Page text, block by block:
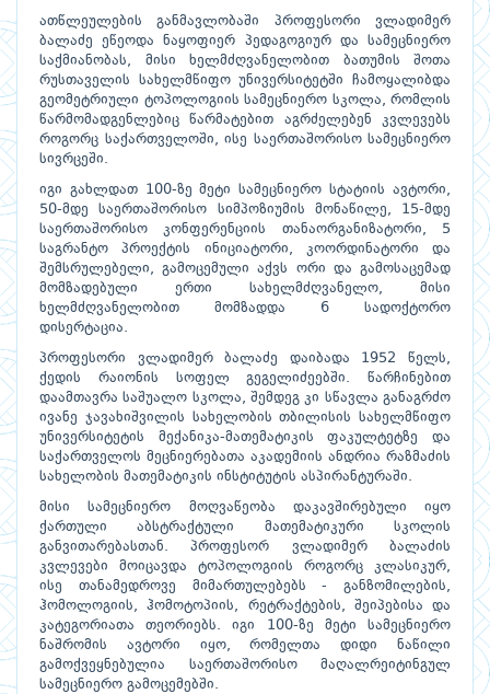
ათწლეულების განმავლობაში პროფესორი ვლადიმერ
ბალაძე ეწეოდა ნაყოფიერ პედაგოგიურ და სამეცნიერო
საქმიანობას, მისი ხელმძღვანელობით ბათუმის შოთა
რუსთაველის სახელმწიფო უნივერსიტეტში ჩამოყალიბდა
გეომეტრიული ტოპოლოგიის სამეცნიერო სკოლა, რომლის
წარმომადგენლებიც წარმატებით აგრძელებენ კვლევებს
როგორც საქართველოში, ისე საერთაშორისო სამეცნიერო
სივრცეში.
იგი გახლდათ 100-ზე მეტი სამეცნიერო სტატიის ავტორი,
50-მდე საერთაშორისო სიმპოზიუმის მონაწილე, 15-მდე
საერთაშორისო კონფერენციის თანაორგანიზატორი, 5
საგრანტო პროექტის ინიციატორი, კოორდინატორი და
შემსრულებელი, გამოცემული აქვს ორი და გამოსაცემად
მომზადებული ერთი სახელმძღვანელო, მისი
ხელმძღვანელობით მომზადდა 6 სადოქტორო
დისერტაცია.
პროფესორი ვლადიმერ ბალაძე დაიბადა 1952 წელს,
ქედის რაიონის სოფელ გეგელიძეებში. წარჩინებით
დაამთავრა საშუალო სკოლა, შემდეგ კი სწავლა განაგრძო
ივანე ჯავახიშვილის სახელობის თბილისის სახელმწიფო
უნივერსიტეტის მექანიკა-მათემატიკის ფაკულტეტზე და
საქართველოს მეცნიერებათა აკადემიის ანდრია რაზმაძის
სახელობის მათემატიკის ინსტიტუტის ასპირანტურაში.
მისი სამეცნიერო მოღვაწეობა დაკავშირებული იყო
ქართული აბსტრაქტული მათემატიკური სკოლის
განვითარებასთან. პროფესორ ვლადიმერ ბალაძის
კვლევები მოიცავდა ტოპოლოგიის როგორც კლასიკურ,
ისე თანამედროვე მიმართულებებს - განზომილების,
ჰომოლოგიის, ჰომოტოპიის, რეტრაქტების, შეიპებისა და
კატეგორიათა თეორიებს. იგი 100-ზე მეტი სამეცნიერო
ნაშრომის ავტორი იყო, რომელთა დიდი ნაწილი
გამოქვეყნებულია საერთაშორისო მაღალრეიტინგულ
სამეცნიერო გამოცემებში.